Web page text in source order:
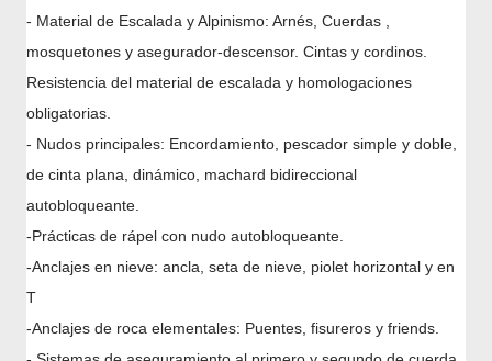
- Material de Escalada y Alpinismo: Arnés, Cuerdas ,
mosquetones y asegurador-descensor. Cintas y cordinos.
Resistencia del material de escalada y homologaciones
obligatorias.
- Nudos principales: Encordamiento, pescador simple y doble,
de cinta plana, dinámico, machard bidireccional
autobloqueante.
-Prácticas de rápel con nudo autobloqueante.
-Anclajes en nieve: ancla, seta de nieve, piolet horizontal y en
T
-Anclajes de roca elementales: Puentes, fisureros y friends.